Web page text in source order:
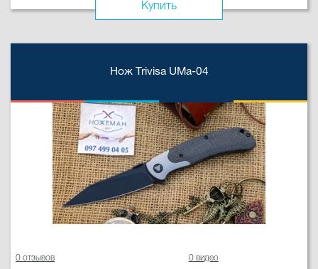
Купить
Нож Trivisa UMa-04
0 отзывов 0 видео